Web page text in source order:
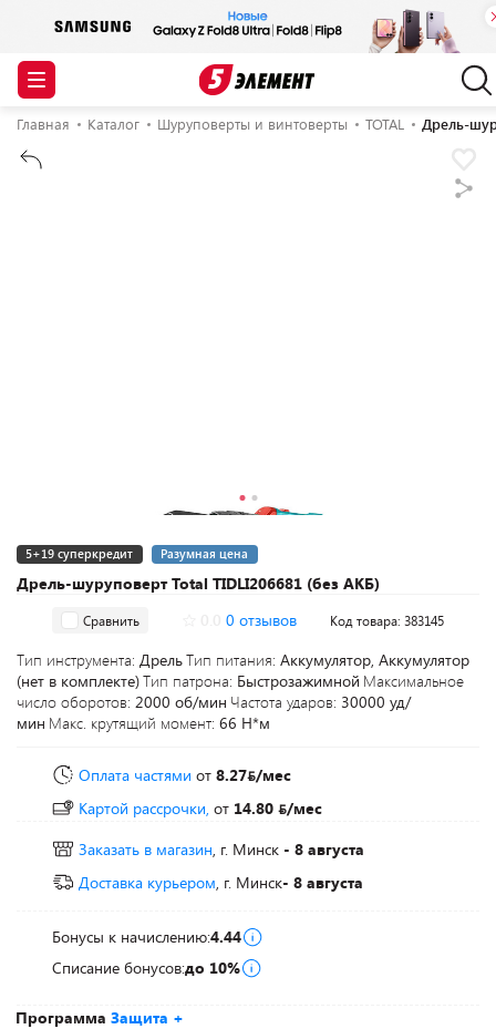
Главная Каталог Шуруповерты и винтоверты TOTAL Дрель-
Дрель-шуруповерт Total TIDLI206681 (без АКБ)
5+19 суперкредит Разумная цена
Программа Защита +
Сравнить 0 отзывов Код товара: 383145
Тип инструмента: ДрельТип питания: Аккумулятор, Аккумулятор
(нет в комплекте)Тип патрона: Быстрозажимной Максимальное
число оборотов: 2000 об/мин Частота ударов: 30000 уд/
мин Макс. крутящий момент: 66 Н*м
Оплата частями от 8.27 /мес
Картой рассрочки, от 14.80
/мес
Заказать в магазин, г. Минск - 8 августа
Доставка курьером, г. Минск- 8 августа
Бонусы к начислению:4.44
Списание бонусов:до 10%